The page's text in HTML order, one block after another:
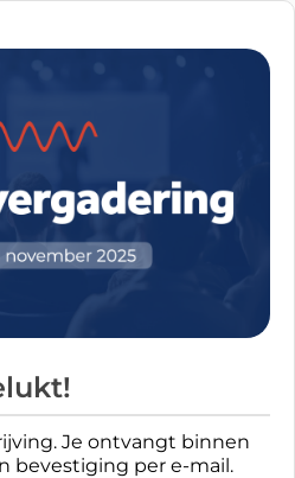
Je ontvangt binnen
bevestiging per e-mail.